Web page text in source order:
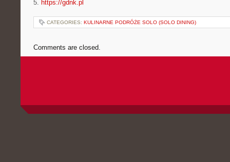
5. https://gdnk.pl
CATEGORIES: KULINARNE PODRÓŻE SOLO (SOLO DINING)
Comments are closed.